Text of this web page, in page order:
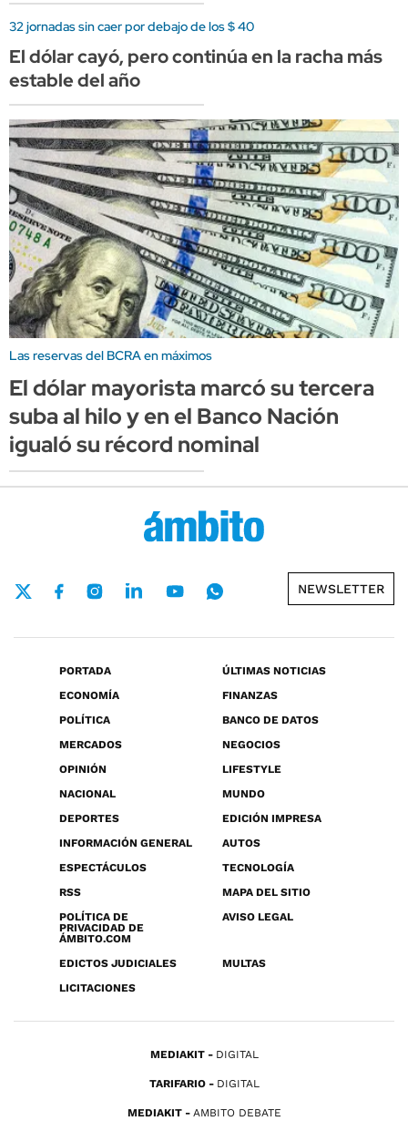
32 jornadas sin caer por debajo de los $ 40
El dólar cayó, pero continúa en la racha más
estable del año
Las reservas del BCRA en máximos
El dólar mayorista marcó su tercera
suba al hilo y en el Banco Nación
igualó su récord nominal
NEWSLETTER
PORTADA
ÚLTIMAS NOTICIAS
ECONOMÍA
FINANZAS
POLÍTICA
BANCO DE DATOS
MERCADOS
NEGOCIOS
OPINIÓN
LIFESTYLE
NACIONAL
MUNDO
DEPORTES
EDICIÓN IMPRESA
INFORMACIÓN GENERAL
AUTOS
ESPECTÁCULOS
TECNOLOGÍA
RSS
MAPA DEL SITIO
POLÍTICA DE
PRIVACIDAD DE
ÁMBITO.COM
AVISO LEGAL
EDICTOS JUDICIALES
MULTAS
LICITACIONES
MEDIAKIT DIGITAL
TARIFARIO DIGITAL
MEDIAKIT AMBITO DEBATE